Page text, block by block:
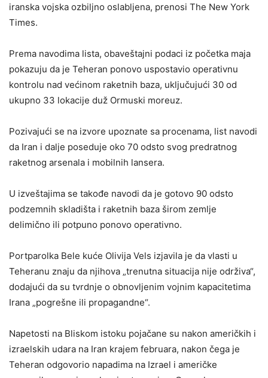
iranska vojska ozbiljno oslabljena, prenosi The New York
Times.
Prema navodima lista, obaveštajni podaci iz početka maja
pokazuju da je Teheran ponovo uspostavio operativnu
kontrolu nad većinom raketnih baza, uključujući 30 od
ukupno 33 lokacije duž Ormuski moreuz.
Pozivajući se na izvore upoznate sa procenama, list navodi
da Iran i dalje poseduje oko 70 odsto svog predratnog
raketnog arsenala i mobilnih lansera.
U izveštajima se takođe navodi da je gotovo 90 odsto
podzemnih skladišta i raketnih baza širom zemlje
delimično ili potpuno ponovo operativno.
Portparolka Bele kuće Olivija Vels izjavila je da vlasti u
Teheranu znaju da njihova „trenutna situacija nije održiva“,
dodajući da su tvrdnje o obnovljenim vojnim kapacitetima
Irana „pogrešne ili propagandne“.
Napetosti na Bliskom istoku pojačane su nakon američkih i
izraelskih udara na Iran krajem februara, nakon čega je
Teheran odgovorio napadima na Izrael i američke